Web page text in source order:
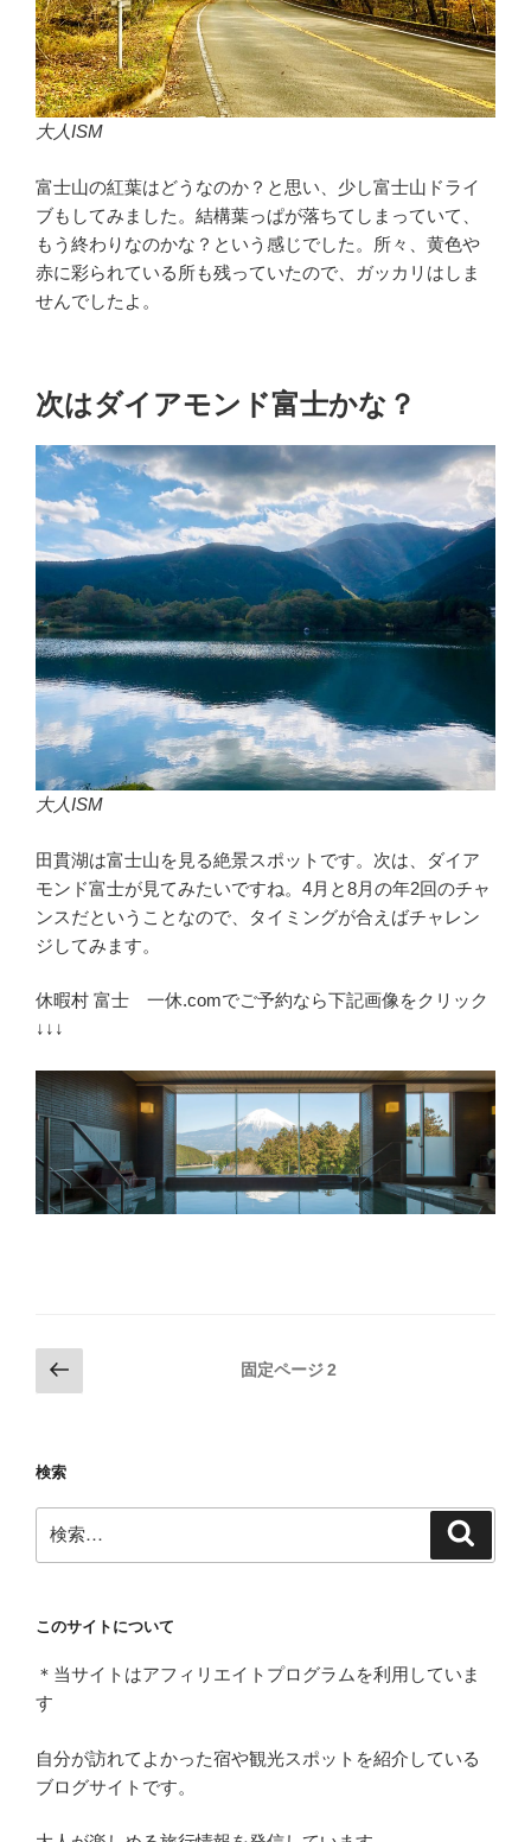
大人ISM
富士山の紅葉はどうなのか？と思い、少し富士山ドライ
ブもしてみました。結構葉っぱが落ちてしまっていて、
もう終わりなのかな？という感じでした。所々、黄色や
赤に彩られている所も残っていたので、ガッカリはしま
せんでしたよ。
次はダイアモンド富士かな？
大人ISM
田貫湖は富士山を見る絶景スポットです。次は、ダイア
モンド富士が見てみたいですね。4月と8月の年2回のチャ
ンスだということなので、タイミングが合えばチャレン
ジしてみます。
休暇村 富士 一休.comでご予約なら下記画像をクリック
↓↓↓
投
稿
ペ
ジ
送
前
の
固定ページ2
検索
索:
このサイトについて
＊当サイトはアフィリエイトプログラムを利用していま
す
自分が訪れてよかった宿や観光スポットを紹介している
ブログサイトです。